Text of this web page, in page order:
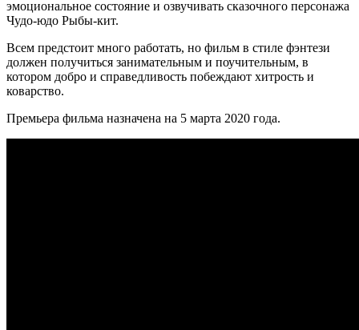
эмоциональное состояние и озвучивать сказочного персонажа
Чудо-юдо Рыбы-кит.
Всем предстоит много работать, но фильм в стиле фэнтези
должен получиться занимательным и поучительным, в
котором добро и справедливость побеждают хитрость и
коварство.
Премьера фильма назначена на 5 марта 2020 года.